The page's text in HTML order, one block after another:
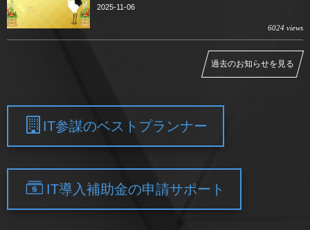
2025-11-06
6024 views
過去のお知らせを見る
IT参謀のベストプランナー
IT導入補助金の申請サポート